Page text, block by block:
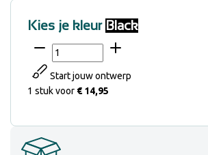
Kies je kleur Black
Start jouw ontwerp
1 stukvoor € 14,95